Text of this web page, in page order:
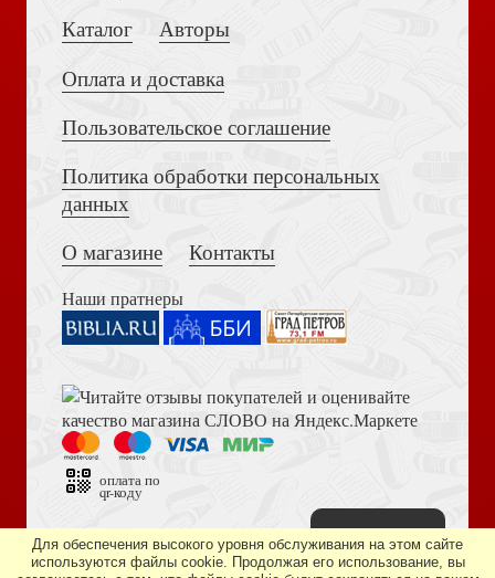
И кровь моя досталась львам...
Толкование Евангелия (Гладков, Скрижаль)
Жало в плоть. (Если Господь не исцеляет)
Достоевский Ф.М. Сила и правда России (2024)
Каталог
Авторы
Оплата и доставка
Пользовательское соглашение
Политика обработки персональных
данных
О магазине
Контакты
Наши пратнеры
оплата по
qr-коду
Дизайн сайта —студия «Артминистри»
Для обеспечения высокого уровня обслуживания на этом сайте
используются файлы cookie. Продолжая его использование, вы